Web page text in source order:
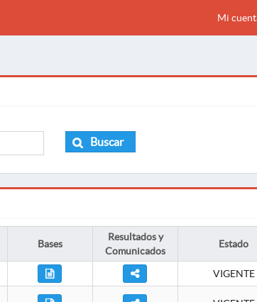
Mi
Buscar
Bases
Resultados y
Comunicados
Estado
VIGENTE